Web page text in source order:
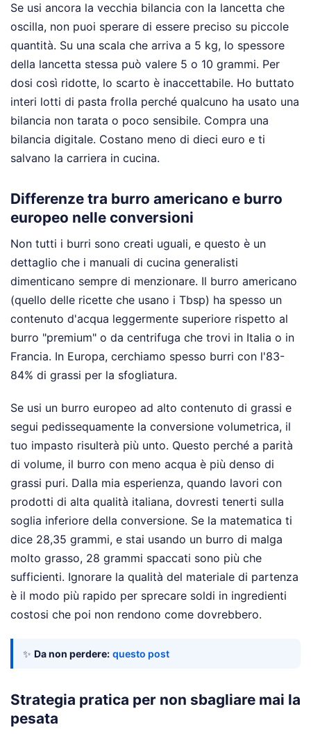
Se usi ancora la vecchia bilancia con la lancetta che
oscilla, non puoi sperare di essere preciso su piccole
quantità. Su una scala che arriva a 5 kg, lo spessore
della lancetta stessa può valere 5 o 10 grammi. Per
dosi così ridotte, lo scarto è inaccettabile. Ho buttato
interi lotti di pasta frolla perché qualcuno ha usato una
bilancia non tarata o poco sensibile. Compra una
bilancia digitale. Costano meno di dieci euro e ti
salvano la carriera in cucina.
Differenze tra burro americano e burro
europeo nelle conversioni
Non tutti i burri sono creati uguali, e questo è un
dettaglio che i manuali di cucina generalisti
dimenticano sempre di menzionare. Il burro americano
(quello delle ricette che usano i Tbsp) ha spesso un
contenuto d'acqua leggermente superiore rispetto al
burro "premium" o da centrifuga che trovi in Italia o in
Francia. In Europa, cerchiamo spesso burri con l'83-
84% di grassi per la sfogliatura.
Se usi un burro europeo ad alto contenuto di grassi e
segui pedissequamente la conversione volumetrica, il
tuo impasto risulterà più unto. Questo perché a parità
di volume, il burro con meno acqua è più denso di
grassi puri. Dalla mia esperienza, quando lavori con
prodotti di alta qualità italiana, dovresti tenerti sulla
soglia inferiore della conversione. Se la matematica ti
dice 28,35 grammi, e stai usando un burro di malga
molto grasso, 28 grammi spaccati sono più che
sufficienti. Ignorare la qualità del materiale di partenza
è il modo più rapido per sprecare soldi in ingredienti
costosi che poi non rendono come dovrebbero.
✨ Da non perdere: questo post
Strategia pratica per non sbagliare mai la
pesata